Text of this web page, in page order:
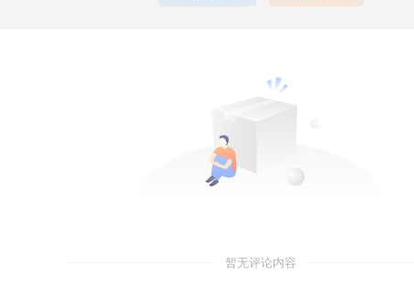
暂无评论内容